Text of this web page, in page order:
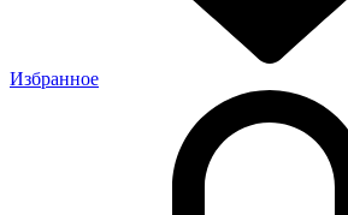
Избранное